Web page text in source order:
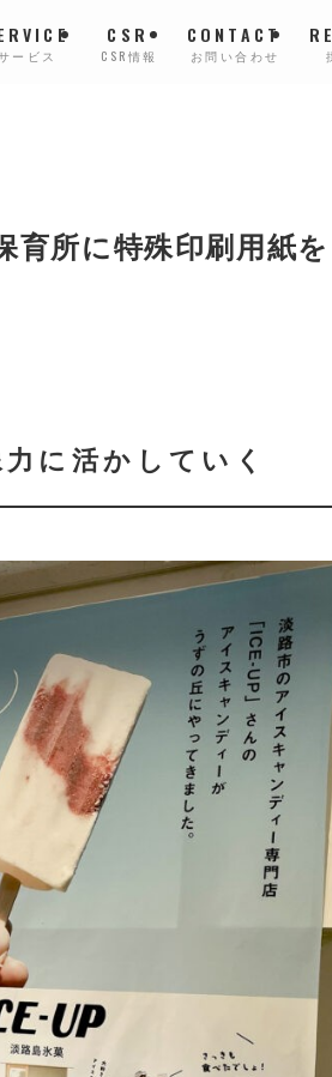
ービス
CSR
CSR情報
CONTACT
お問い合わせ
育所に特殊印刷用紙
力に活かしていく